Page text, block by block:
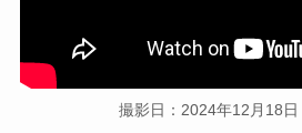
撮影日：2024年12月18日